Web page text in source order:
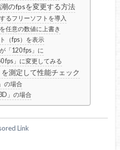
潮のfpsを変更する方法
るフリーソフトを導入
任意の数値に上書き
（fps）を表示
「120 fps」に
fps」に変更してみる
測定して性能チェック
の場合
」の場合
Link